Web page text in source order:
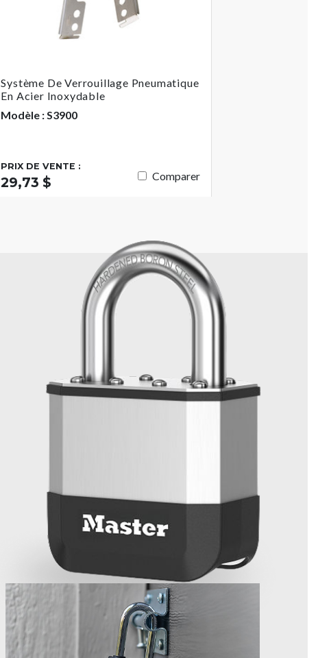
Système De Verrouillage Pneumatique
En Acier Inoxydable
Modèle : S3900
PRIX DE VENTE :
29,73 $ Comparer